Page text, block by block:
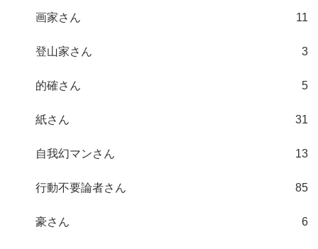
画家さん 11
登山家さん 3
的確さん 5
紙さん 31
自我幻マンさん 13
行動不要論者さん 85
豪さん 6